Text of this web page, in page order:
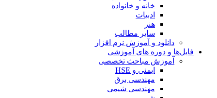
خانه و خانواده
ادبیات
هنر
سایر مطالب
دانلود و آموزش نرم افزار
فایل‌ها و دوره های آموزشی
آموزش مباحث تخصصی
ایمنی و HSE
مهندسی برق
مهندسی شیمی